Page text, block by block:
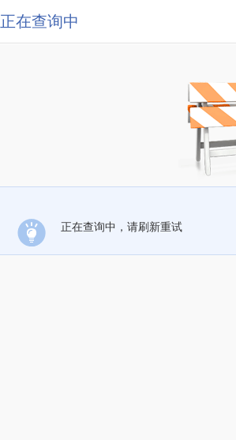
正在查询中
正在查询中，请刷新重试